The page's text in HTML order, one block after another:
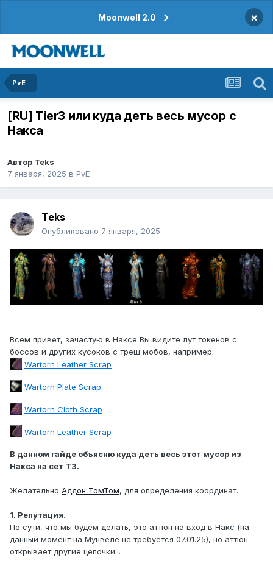
Moonwell 2.0 ×
PvE
[RU] Tier3 или куда деть весь мусор с
Накса
Автор Teks
7 января, 2025 в PvE
Teks
Опубликовано 7 января, 2025
Всем привет, зачастую в Наксе Вы видите лут токенов с
боссов и других кусоков с треш мобов, например:
Wartorn Leather Scrap
Wartorn Plate Scrap
Wartorn Cloth Scrap
Wartorn Leather Scrap
В данном гайде объясню куда деть весь этот мусор из
Накса на сет Т3.
Желательно Аддон ТомТом, для определения координат.
1. Репутация.
По сути, что мы будем делать, это аттюн на вход в Накс (на
данный момент на Мунвеле не требуется 07.01.25), но аттюн
открывает другие цепочки...